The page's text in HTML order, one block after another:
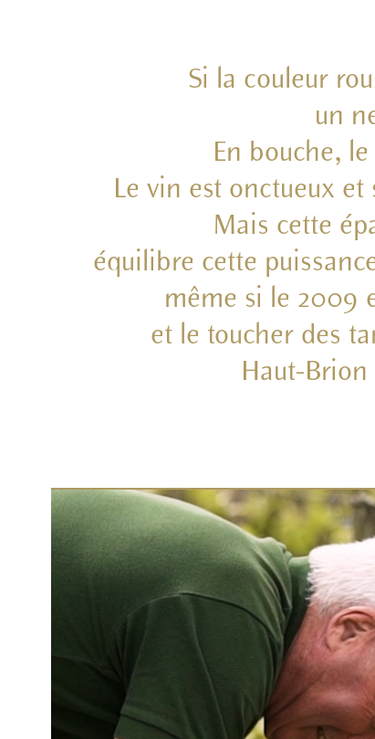
Si la couleur
un
En bouche,
Le vin est onctueux
Mais cette
équilibre cette
même si le 2009
et le toucher des
Haut-